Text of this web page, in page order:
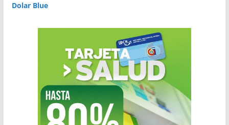
Dolar Blue